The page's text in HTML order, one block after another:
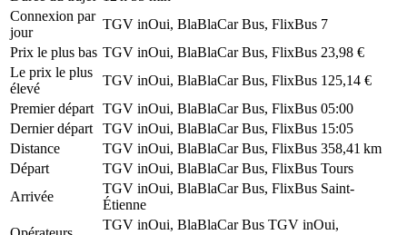
Connexion par
jour
TGV inOui, BlaBlaCar Bus, FlixBus 7
Prix ​​le plus bas TGV inOui, BlaBlaCar Bus, FlixBus 23,98 €
Le prix le plus
élevé
TGV inOui, BlaBlaCar Bus, FlixBus 125,14 €
Premier départ TGV inOui, BlaBlaCar Bus, FlixBus 05:00
Dernier départ
TGV inOui, BlaBlaCar Bus, FlixBus 15:05
Distance
TGV inOui, BlaBlaCar Bus, FlixBus 358,41 km
Départ
TGV inOui, BlaBlaCar Bus, FlixBus Tours
Arrivée
TGV inOui, BlaBlaCar Bus, FlixBus Saint-
Étienne
TGV inOui, BlaBlaCar Bus TGV inOui,